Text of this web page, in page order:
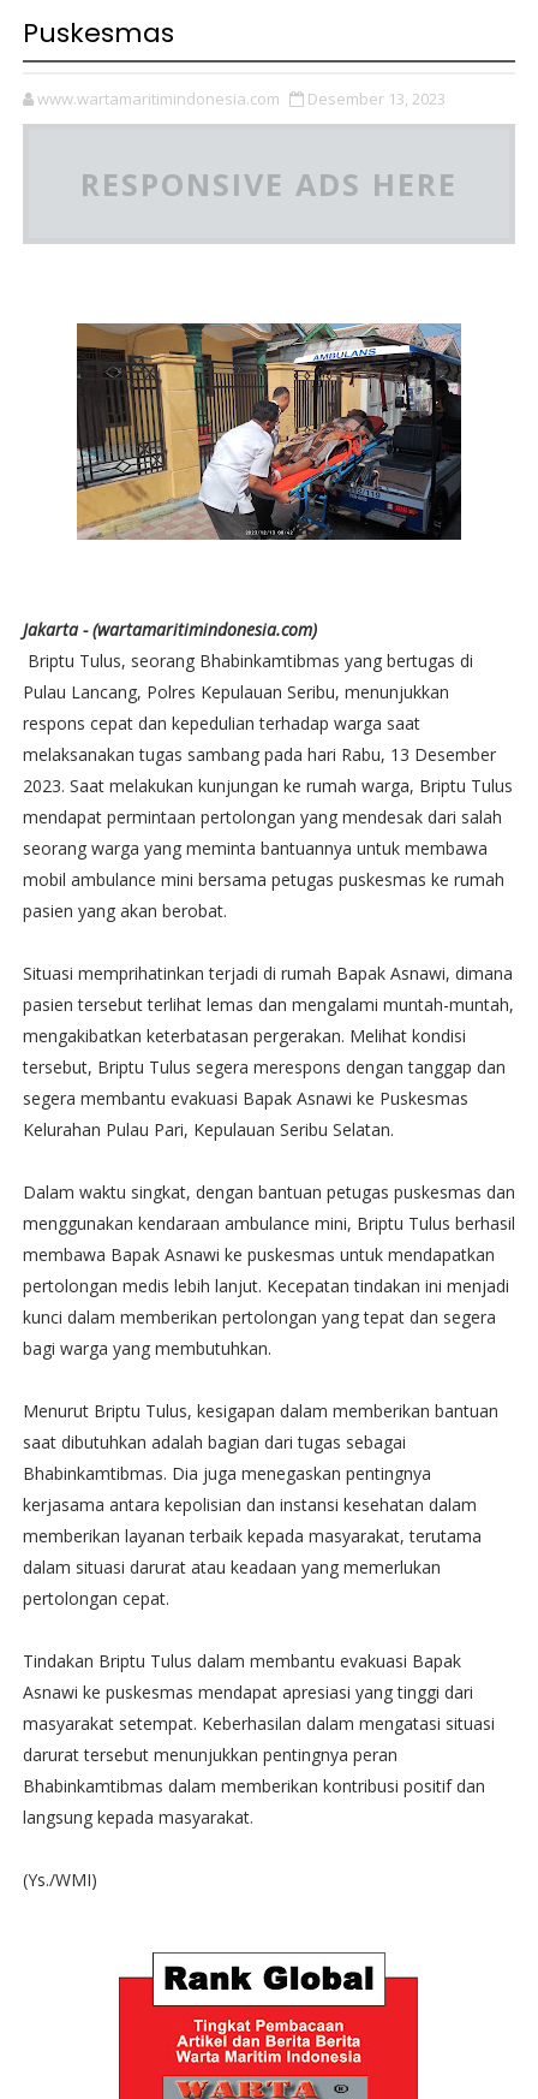
Puskesmas
www.wartamaritimindonesia.com Desember 13, 2023
RESPONSIVE ADS HERE
Jakarta - (wartamaritimindonesia.com)
Briptu Tulus, seorang Bhabinkamtibmas yang bertugas di
Pulau Lancang, Polres Kepulauan Seribu, menunjukkan
respons cepat dan kepedulian terhadap warga saat
melaksanakan tugas sambang pada hari Rabu, 13 Desember
2023. Saat melakukan kunjungan ke rumah warga, Briptu Tulus
mendapat permintaan pertolongan yang mendesak dari salah
seorang warga yang meminta bantuannya untuk membawa
mobil ambulance mini bersama petugas puskesmas ke rumah
pasien yang akan berobat.
Situasi memprihatinkan terjadi di rumah Bapak Asnawi, dimana
pasien tersebut terlihat lemas dan mengalami muntah-muntah,
mengakibatkan keterbatasan pergerakan. Melihat kondisi
tersebut, Briptu Tulus segera merespons dengan tanggap dan
segera membantu evakuasi Bapak Asnawi ke Puskesmas
Kelurahan Pulau Pari, Kepulauan Seribu Selatan.
Dalam waktu singkat, dengan bantuan petugas puskesmas dan
menggunakan kendaraan ambulance mini, Briptu Tulus berhasil
membawa Bapak Asnawi ke puskesmas untuk mendapatkan
pertolongan medis lebih lanjut. Kecepatan tindakan ini menjadi
kunci dalam memberikan pertolongan yang tepat dan segera
bagi warga yang membutuhkan.
Menurut Briptu Tulus, kesigapan dalam memberikan bantuan
saat dibutuhkan adalah bagian dari tugas sebagai
Bhabinkamtibmas. Dia juga menegaskan pentingnya
kerjasama antara kepolisian dan instansi kesehatan dalam
memberikan layanan terbaik kepada masyarakat, terutama
dalam situasi darurat atau keadaan yang memerlukan
pertolongan cepat.
Tindakan Briptu Tulus dalam membantu evakuasi Bapak
Asnawi ke puskesmas mendapat apresiasi yang tinggi dari
masyarakat setempat. Keberhasilan dalam mengatasi situasi
darurat tersebut menunjukkan pentingnya peran
Bhabinkamtibmas dalam memberikan kontribusi positif dan
langsung kepada masyarakat.
(Ys./WMI)